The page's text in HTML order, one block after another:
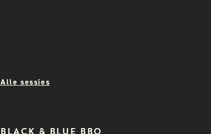
Alle sessies
BLACK & BLUE BBQ